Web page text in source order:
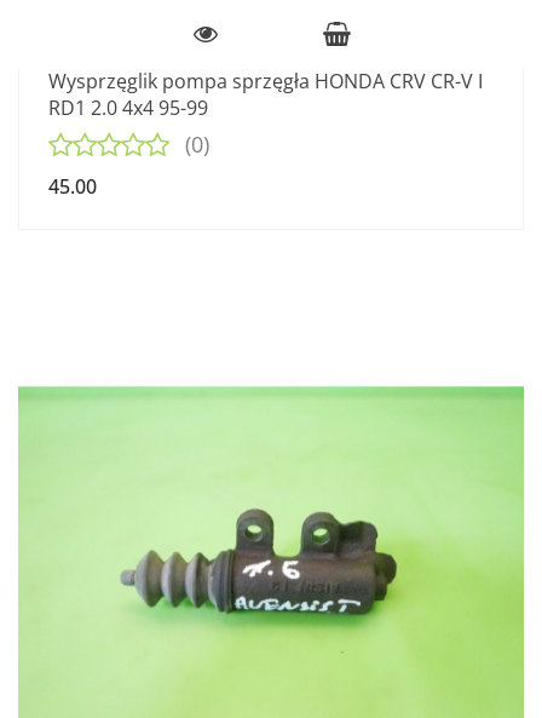
Wysprzęglik pompa sprzęgła HONDA CRV CR-V I
RD1 2.0 4x4 95-99
(0)
45.00